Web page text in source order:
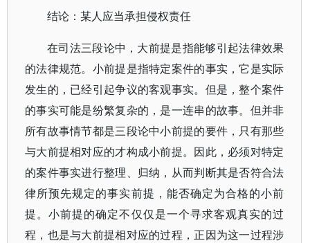
结论：某人应当承担侵权责任
在司法三段论中，大前提是指能够引起法律效果
的法律规范。小前提是指特定案件的事实，它是实际
发生的，已经引起争议的客观事实。但是，整个案件
的事实可能是纷繁复杂的，是一连串的故事。但并非
所有故事情节都是三段论中小前提的要件，只有那些
与大前提相对应的才构成小前提。因此，必须对特定
的案件事实进行整理、归纳，从而判断其是否符合法
律所预先规定的事实前提，能否确定为合格的小前
提。小前提的确定不仅仅是一个寻求客观真实的过
程，也是与大前提相对应的过程，正因为这一过程涉